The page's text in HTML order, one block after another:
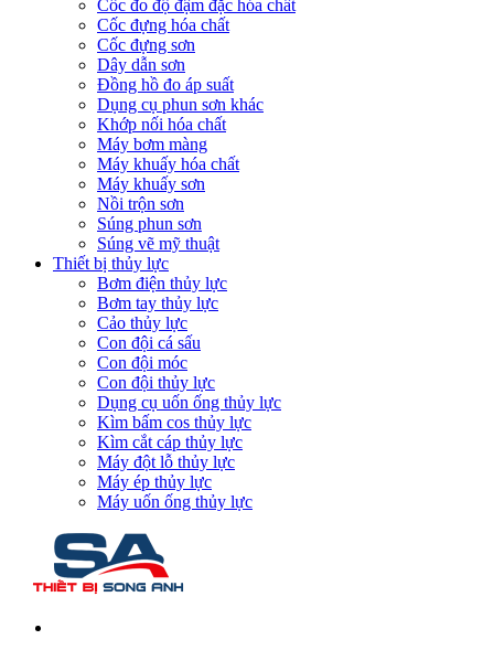
Cốc đo độ đậm đặc hóa chất
Cốc đựng hóa chất
Cốc đựng sơn
Dây dẫn sơn
Đồng hồ đo áp suất
Dụng cụ phun sơn khác
Khớp nối hóa chất
Máy bơm màng
Máy khuấy hóa chất
Máy khuấy sơn
Nồi trộn sơn
Súng phun sơn
Súng vẽ mỹ thuật
Thiết bị thủy lực
Bơm điện thủy lực
Bơm tay thủy lực
Cảo thủy lực
Con đội cá sấu
Con đội móc
Con đội thủy lực
Dụng cụ uốn ống thủy lực
Kìm bấm cos thủy lực
Kìm cắt cáp thủy lực
Máy đột lỗ thủy lực
Máy ép thủy lực
Máy uốn ống thủy lực